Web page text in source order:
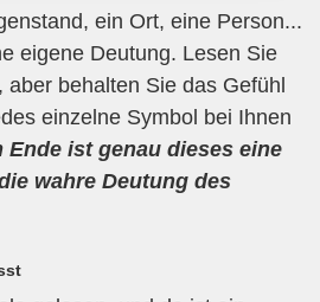
ein Ort, eine Person...
eigene Deutung. Lesen Sie
aber behalten Sie das Gefühl
einzelne Symbol bei Ihnen
Ende ist genau dieses eine
wahre Deutung des